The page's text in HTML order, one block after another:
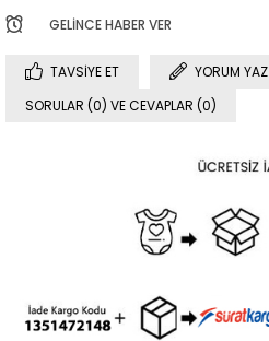
GELINCE HABER VER
TAVSIYE ET
YORUM YAZ
SORULAR (0) VE CEVAPLAR (0)